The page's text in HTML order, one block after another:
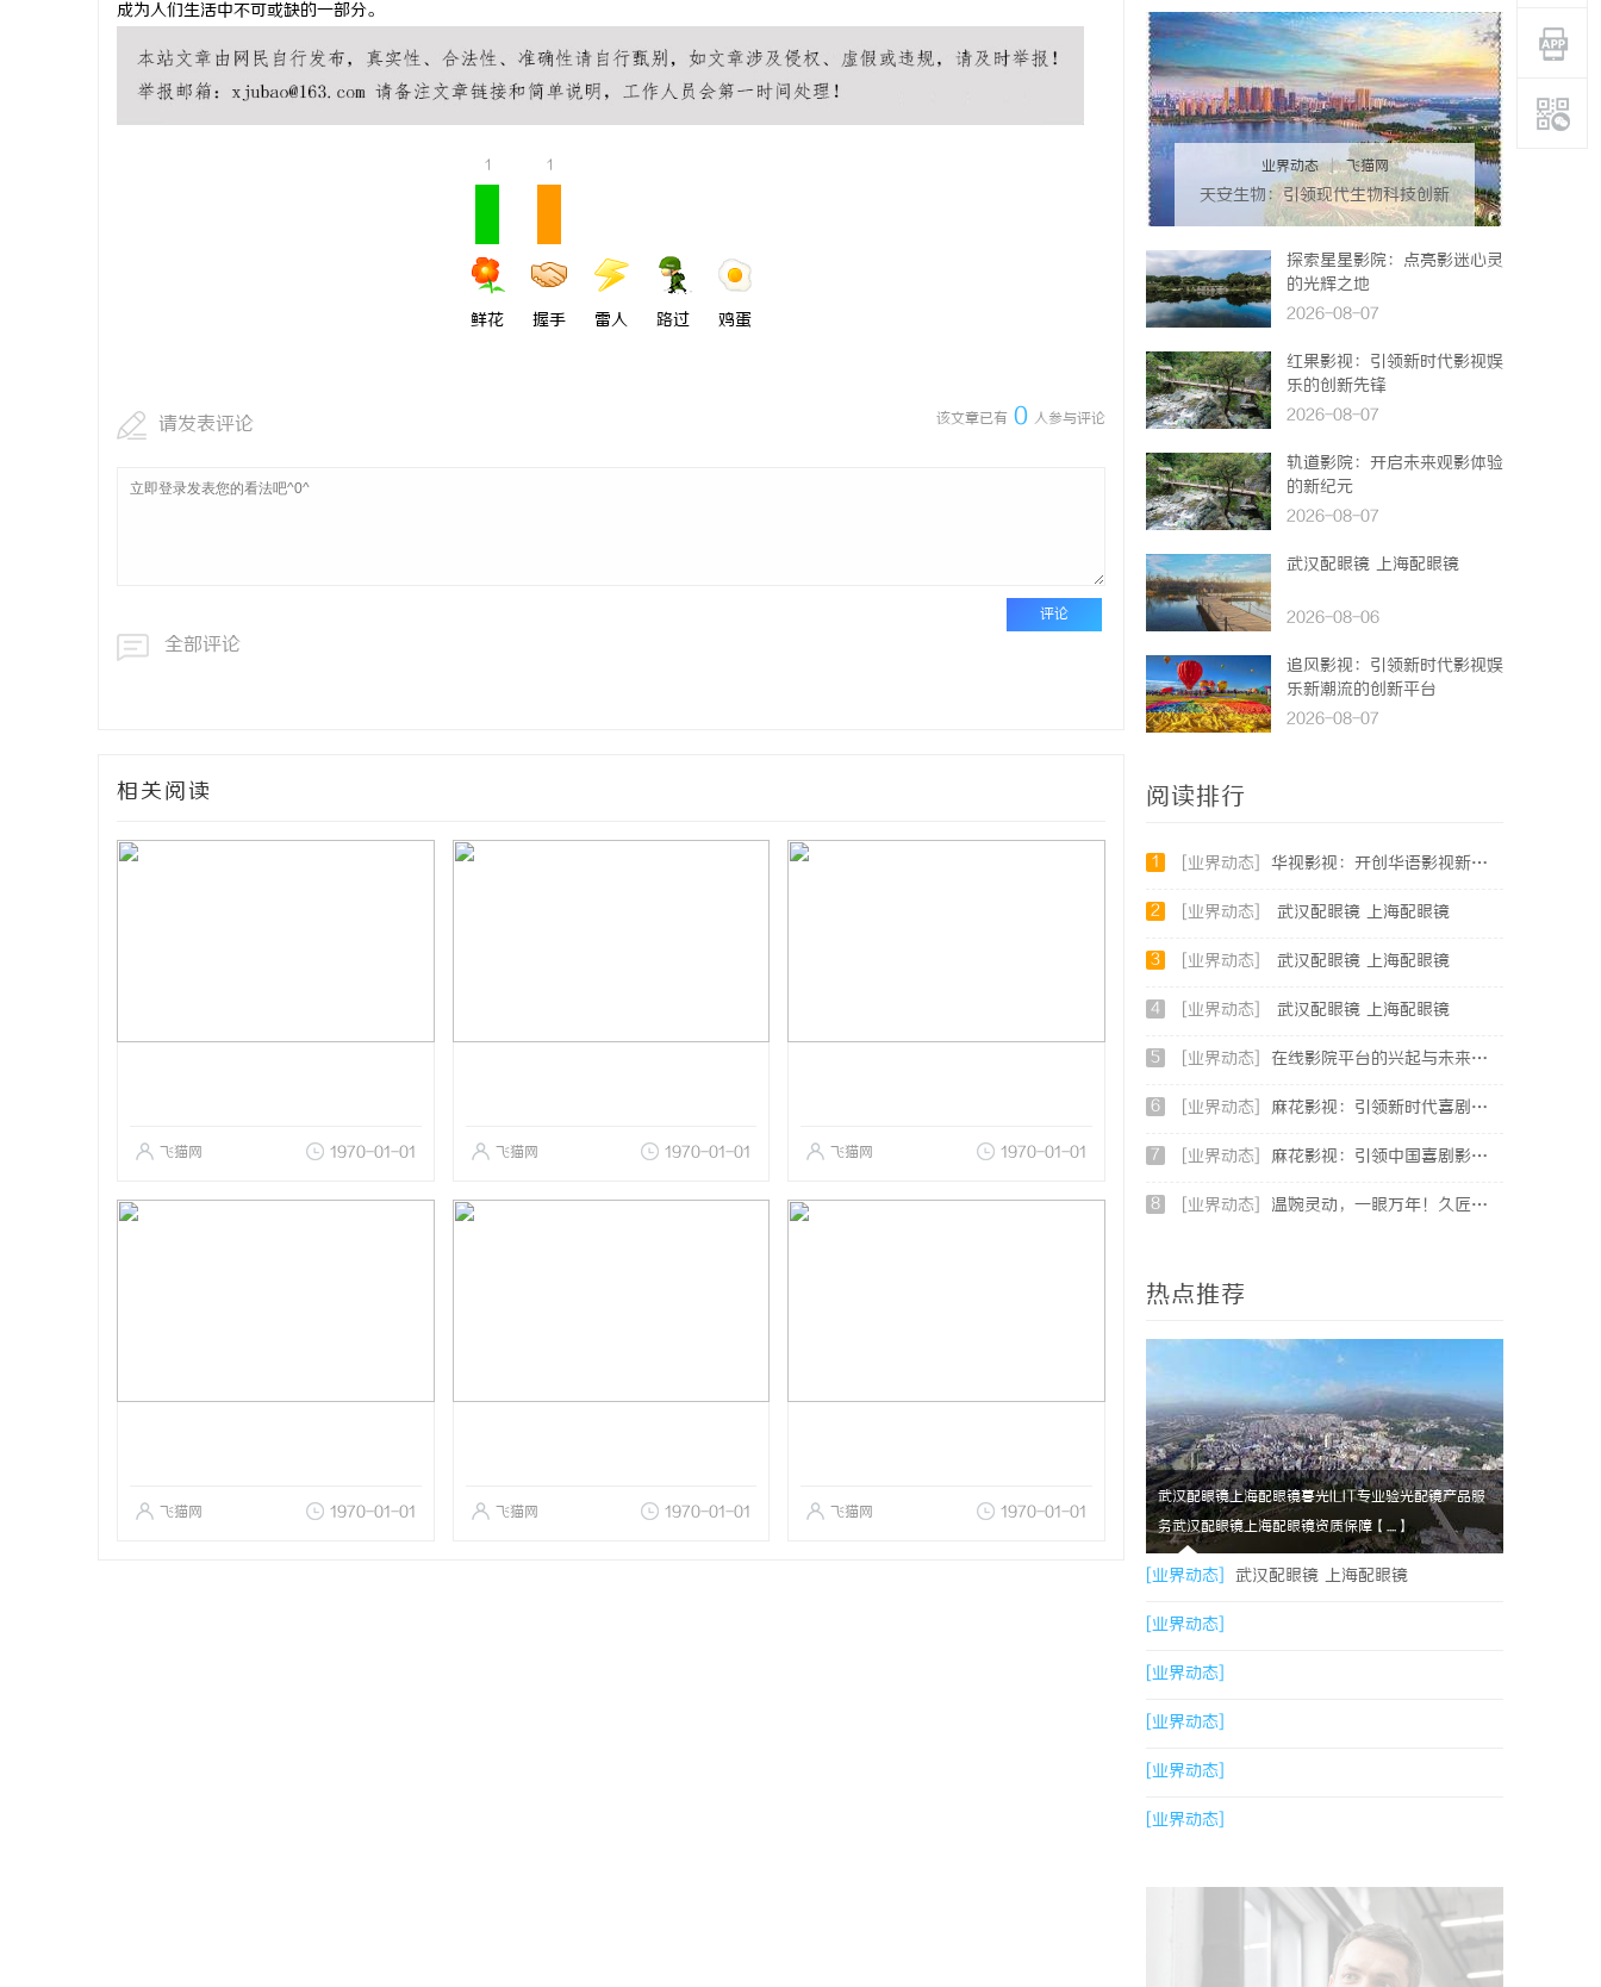
成为人们生活中不可或缺的一部分。
1
鲜花
1
握手 雷人 路过 鸡蛋
该文章已有 0 人参与评论
请发表评论
评论
全部评论
相关阅读
飞猫网 1970-01-01 飞猫网 1970-01-01 飞猫网 1970-01-01
飞猫网 1970-01-01 飞猫网 1970-01-01 飞猫网 1970-01-01
业界动态 | 飞猫网
天安生物：引领现代生物科技创新
发展的先锋企业
探索星星影院：点亮影迷心灵
的光辉之地
2026-08-07
红果影视：引领新时代影视娱
乐的创新先锋
2026-08-07
轨道影院：开启未来观影体验
的新纪元
2026-08-07
武汉配眼镜 上海配眼镜
2026-08-06
追风影视：引领新时代影视娱
乐新潮流的创新平台
2026-08-07
阅读排行
1 [业界动态] 华视影视：开创华语影视新时代的领航者
2 [业界动态] 武汉配眼镜 上海配眼镜
3 [业界动态] 武汉配眼镜 上海配眼镜
4 [业界动态] 武汉配眼镜 上海配眼镜
5 [业界动态] 在线影院平台的兴起与未来发展趋势深度解析
6 [业界动态] 麻花影视：引领新时代喜剧影视创作的先锋力量
7 [业界动态] 麻花影视：引领中国喜剧影视的新潮流与文化创新
8 [业界动态] 温婉灵动，一眼万年！久匠量身定制的眉眼唇，才是你整张脸的点睛之笔！淡颜系女生的气质加分项
热点推荐
武汉配眼镜上海配眼镜暮光ILIT专业验光配镜产品服
务武汉配眼镜上海配眼镜资质保障【....】
[业界动态] 武汉配眼镜 上海配眼镜
[业界动态]
[业界动态]
[业界动态]
[业界动态]
[业界动态]